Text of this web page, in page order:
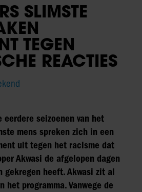
SLIMSTE
TEGEN
REACTIES
eerdere seizoenen van het
mens spreken zich in een
uit tegen het racisme dat
Akwasi de afgelopen dagen
gekregen heeft. Akwasi zit al
het programma. Vanwege de